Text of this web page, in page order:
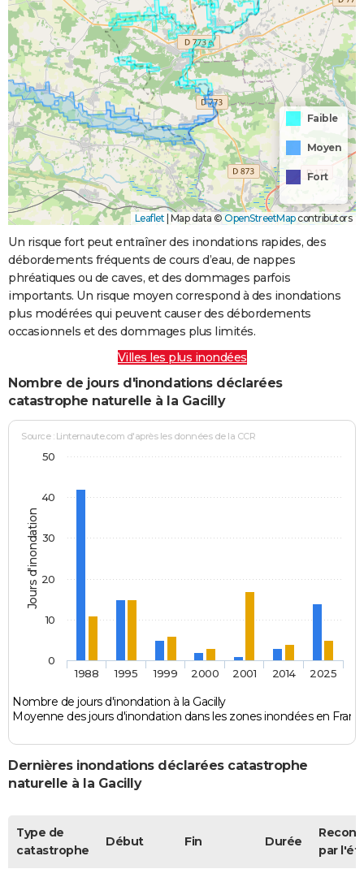
Faible
Moyen
Fort
Leaflet | Map data ©OpenStreetMapcontributors
Un risque fort peut entraîner des inondations rapides, des
débordements fréquents de cours d’eau, de nappes
phréatiques ou de caves, et des dommages parfois
importants. Un risque moyen correspond à des inondations
plus modérées qui peuvent causer des débordements
occasionnels et des dommages plus limités.
Villes les plus inondées
Nombre de jours d'inondations déclarées
catastrophe naturelle à la Gacilly
Jours d'inondation
Source : Linternaute.com d'après les données de la CCR
Nombre de jours d'inondation à la Gacilly
Moyenne des jours d'inondation dans les zones inondées en
1988 1995 1999 2000 2001 2014 2025
0
10
20
30
40
50
Dernières inondations déclarées catastrophe
naturelle à la Gacilly
Type de
catastrophe
Début Fin Durée
par